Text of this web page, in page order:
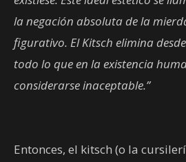
la negación absoluta de la
figurativo. El Kitsch elimina
todo lo que en la existencia
considerarse inaceptable.”
Entonces, el kitsch (o la